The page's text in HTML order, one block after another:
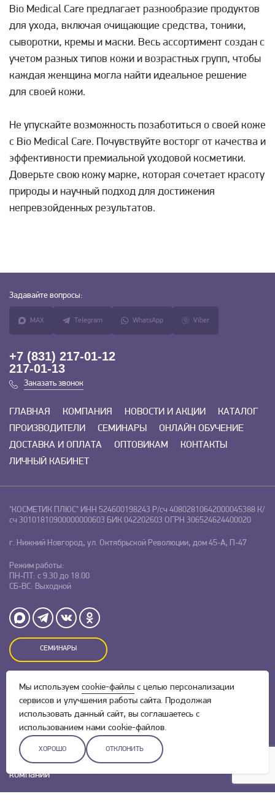
Bio Medical Care предлагает разнообразие продуктов
для ухода, включая очищающие средства, тоники,
сыворотки, кремы и маски. Весь ассортимент создан с
учетом разных типов кожи и возрастных групп, чтобы
каждая женщина могла найти идеальное решение
для своей кожи.
Не упускайте возможность позаботиться о своей коже
с Bio Medical Care. Почувствуйте восторг от качества и
эффективности премиальной уходовой косметики.
Доверьте свою кожу марке, которая сочетает красоту
природы и научный подход для достижения
непревзойденных результатов.
Задавайте вопросы:
MAX Telegram WhatsApp Viber
+7 (831) 217-01-12
217-01-13
Заказать звонок
ГЛАВНАЯ КОМПАНИЯ НОВОСТИ И АКЦИИ
КАТАЛОГ
ПРОИЗВОДИТЕЛИ
СЕМИНАРЫ
ОНЛАЙН ОБУЧЕНИЕ
ДОСТАВКА И ОПЛАТА
ОПТОВИКАМ
КОНТАКТЫ
ЛИЧНЫЙ КАБИНЕТ
"КОСМЕТИК ПЛЮС" ИНН 524600198243 Р/сч 40802810642000045388 К/
сч 30101810900000000603 БИК 042202603 ОГРН 306524624400020
г. Нижний Новгород, ул. Октябрьской Революции, дом 45-А, П-47
Режим работы:
ПН-ПТ: с 9.30 до 18.00
СБ-ВС: Выходной
СЕМИНАРЫ
Оставляя заявку на сайте, Вы даете свое согласие на обработку
персональных данныхи соглашаетесь cполитикой
конфиденциальности.
Разработка сайта – Скадиум
Мы используем cookie-файлы с целью персонализации
сервисов и улучшения работы сайта. Продолжая
использовать данный сайт, вы соглашаетесь с
использованием нами cookie-файлов.
ХОРОШО ОТКЛОНИТЬ